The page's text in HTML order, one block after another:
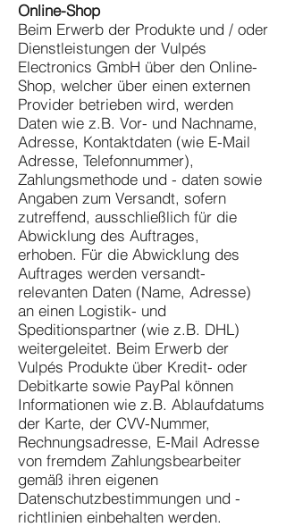
Online-Shop
Beim Erwerb der Produkte und / oder
Dienstleistungen der Vulpés
Electronics GmbH über den Online-
Shop, welcher über einen externen
Provider betrieben wird, werden
Daten wie z.B. Vor- und Nachname,
Adresse, Kontaktdaten (wie E-Mail
Adresse, Telefonnummer),
Zahlungsmethode und - daten sowie
Angaben zum Versandt, sofern
zutreffend, ausschließlich für die
Abwicklung des Auftrages,
erhoben. Für die Abwicklung des
Auftrages werden versandt-
relevanten Daten (Name, Adresse)
an einen Logistik- und
Speditionspartner (wie z.B. DHL)
weitergeleitet. Beim Erwerb der
Vulpés Produkte über Kredit- oder
Debitkarte sowie PayPal können
Informationen wie z.B. Ablaufdatums
der Karte, der CVV-Nummer,
Rechnungsadresse, E-Mail Adresse
von fremdem Zahlungsbearbeiter
gemäß ihren eigenen
Datenschutzbestimmungen und -
richtlinien einbehalten werden.